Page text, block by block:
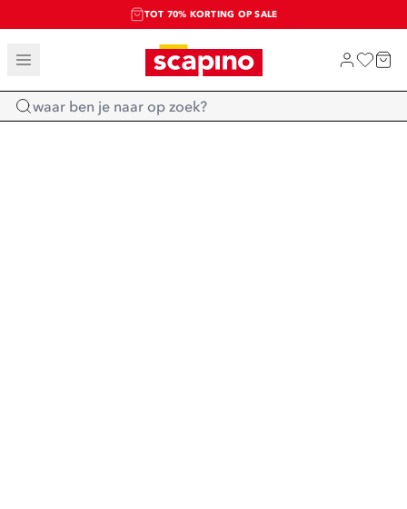
TOT 70% KORTING OP SALE
SALE: LAATSTE KANS!
SHOP NIEUW
Home